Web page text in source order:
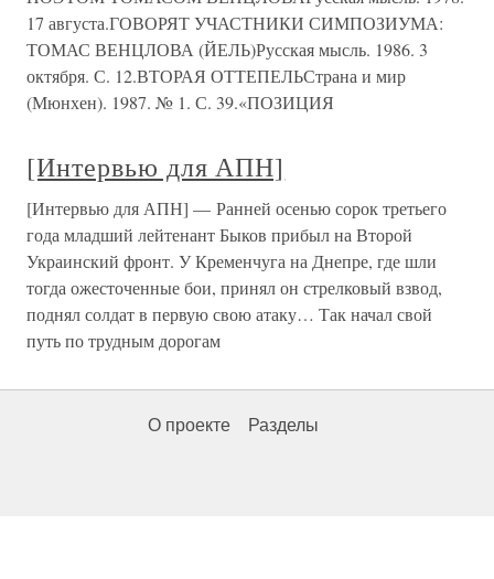
17 августа.ГОВОРЯТ УЧАСТНИКИ СИМПОЗИУМА:
ТОМАС ВЕНЦЛОВА (ЙЕЛЬ)Русская мысль. 1986. 3
октября. С. 12.ВТОРАЯ ОТТЕПЕЛЬСтрана и мир
(Мюнхен). 1987. № 1. С. 39.«ПОЗИЦИЯ
[Интервью для АПН]
[Интервью для АПН] — Ранней осенью сорок третьего
года младший лейтенант Быков прибыл на Второй
Украинский фронт. У Кременчуга на Днепре, где шли
тогда ожесточенные бои, принял он стрелковый взвод,
поднял солдат в первую свою атаку… Так начал свой
путь по трудным дорогам
О проекте Разделы